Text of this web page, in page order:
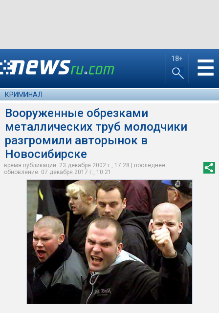
18+ ☰
КРИМИНАЛ
Вооруженные обрезками
металлических труб молодчики
разгромили авторынок в
Новосибирске
время публикации: 23 декабря 2002 г., 17:28 | последнее
обновление: 07 декабря 2017 г., 10:21